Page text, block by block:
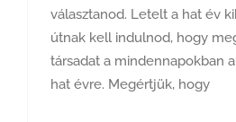
választanod. Letelt a hat év
útnak kell indulnod, hogy
társadat a mindennapokban
hat évre. Megértjük, hogy